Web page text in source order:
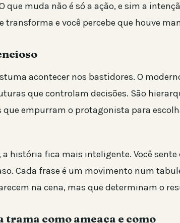
que muda não é só a ação, e sim a
transforma e você percebe que houve
acontecer nos bastidores. O
que controlam decisões. São
que empurram o protagonista para
a história fica mais inteligente. Você sente
Cada frase é um movimento num
na cena, mas que determinam o
trama como ameaça e como